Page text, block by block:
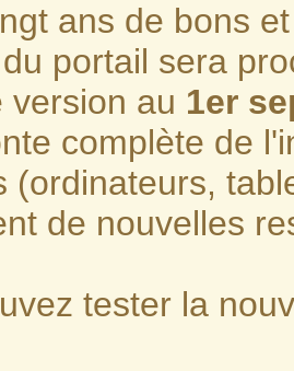
ans de bons
portail sera
version au 1er
complète de
(ordinateurs,
de nouvelles
tester la